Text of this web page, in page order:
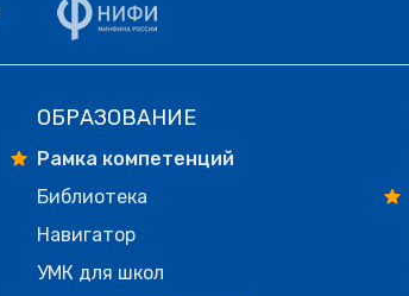
ОБРАЗОВАНИЕ
Рамка компетенций
Библиотека
Навигатор
УМК для школ